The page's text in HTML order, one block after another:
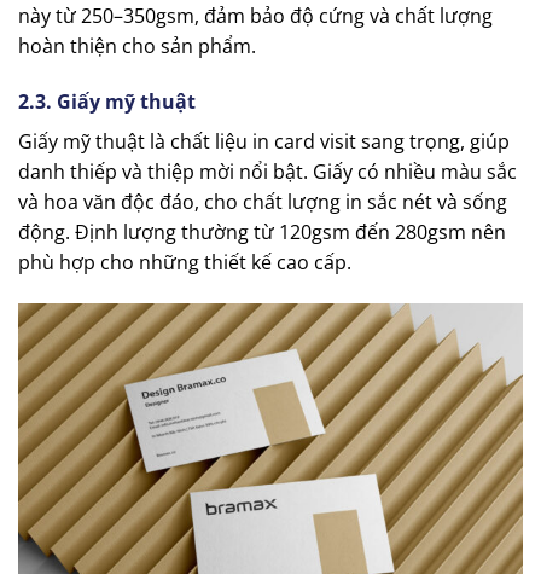
này từ 250–350gsm, đảm bảo độ cứng và chất lượng
hoàn thiện cho sản phẩm.
2.3. Giấy mỹ thuật
Giấy mỹ thuật là chất liệu in card visit sang trọng, giúp
danh thiếp và thiệp mời nổi bật. Giấy có nhiều màu sắc
và hoa văn độc đáo, cho chất lượng in sắc nét và sống
động. Định lượng thường từ 120gsm đến 280gsm nên
phù hợp cho những thiết kế cao cấp.